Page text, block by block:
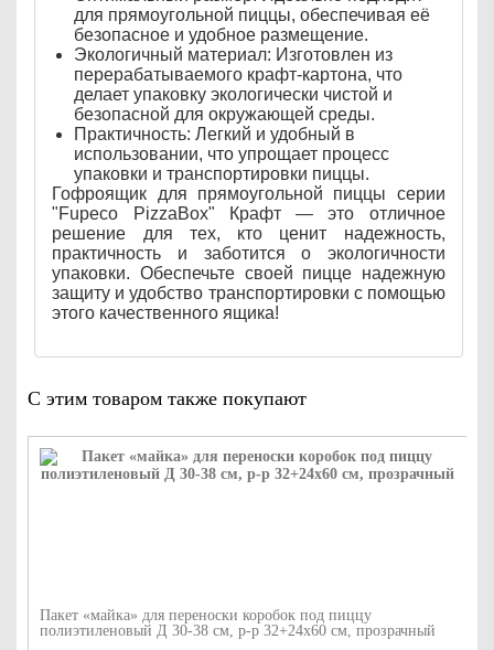
для прямоугольной пиццы, обеспечивая её
безопасное и удобное размещение.
Экологичный материал: Изготовлен из
перерабатываемого крафт-картона, что
делает упаковку экологически чистой и
безопасной для окружающей среды.
Практичность: Легкий и удобный в
использовании, что упрощает процесс
упаковки и транспортировки пиццы.
Гофроящик для прямоугольной пиццы серии
"Fupeco PizzaBox" Крафт — это отличное
решение для тех, кто ценит надежность,
практичность и заботится о экологичности
упаковки. Обеспечьте своей пицце надежную
защиту и удобство транспортировки с помощью
этого качественного ящика!
С этим товаром также покупают
Пакет «майка» для переноски коробок под пиццу
полиэтиленовый Д 30-38 см, р-р 32+24х60 см, прозрачный